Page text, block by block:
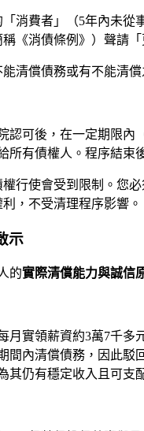
「消費者」（5年內未
《消債條例》）聲請「
清償債務或有不能清
認可後，在一定期限
所有債權人。程序結
行使會受到限制。您
，不受清理程序影響。
示
的實際清償能力與誠信
月實領薪資約3萬7千
間內清償債務，因此駁
其仍有穩定收入且可